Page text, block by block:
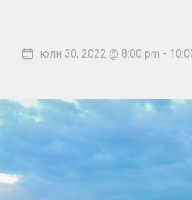
юли 30, 2022 @ 8:00 pm -